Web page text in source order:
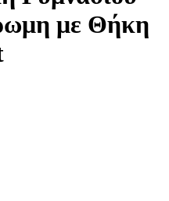
με Θήκη